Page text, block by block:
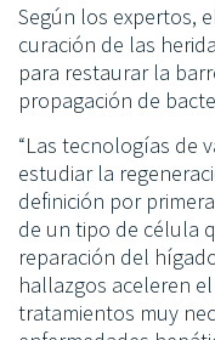
Según los expertos,
curación de las
para restaurar la
propagación de
“Las tecnologías de
estudiar la
definición por
de un tipo de célula
reparación del
hallazgos aceleren
tratamientos muy